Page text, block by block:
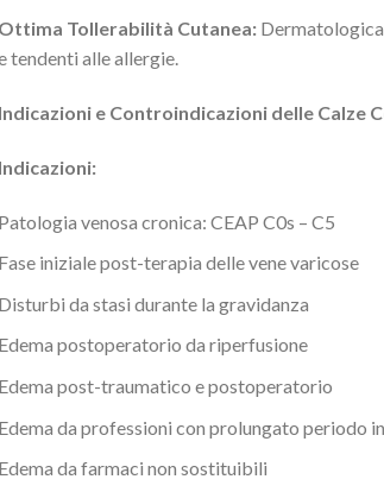
Ottima Tollerabilità Cutanea:
tendenti alle allergie.
Indicazioni e Controindicazioni delle Calze
Indicazioni:
Patologia venosa cronica: CEAP C0s – C5
Fase iniziale post-terapia delle vene varicose
Disturbi da stasi durante la gravidanza
Edema postoperatorio da riperfusione
Edema post-traumatico e postoperatorio
Edema da professioni con prolungato periodo
Edema da farmaci non sostituibili